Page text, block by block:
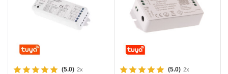
(5.0) 2x (5.0) 2x